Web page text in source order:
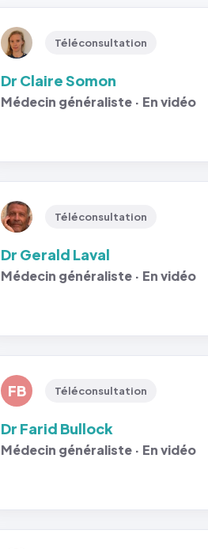
Téléconsultation
Dr Claire Somon
Médecin généraliste · En vidéo
Téléconsultation
Dr Gerald Laval
Médecin généraliste · En vidéo
FB Téléconsultation
Dr Farid Bullock
Médecin généraliste · En vidéo